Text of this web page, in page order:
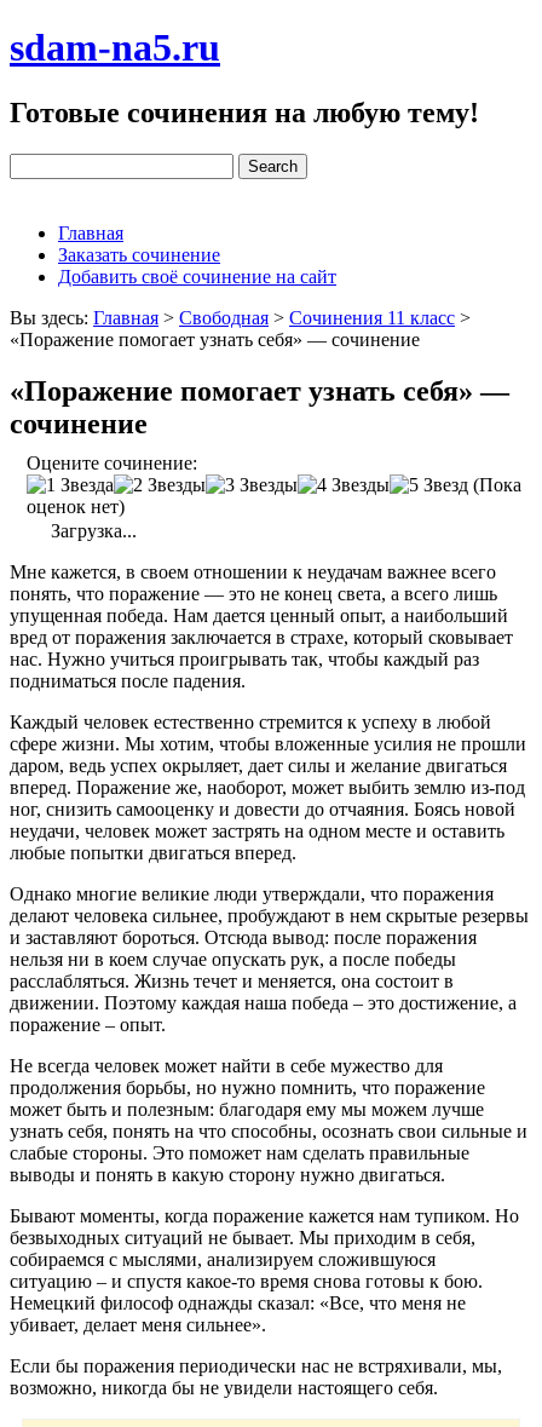
sdam-na5.ru
Готовые сочинения на любую тему!
Главная
Заказать сочинение
Добавить своё сочинение на сайт
Вы здесь: Главная > Свободная > Сочинения 11 класс >
«Поражение помогает узнать себя» — сочинение
«Поражение помогает узнать себя» —
сочинение
Оцените сочинение:
(Пока
оценок нет)
Загрузка...
Мне кажется, в своем отношении к неудачам важнее всего
понять, что поражение — это не конец света, а всего лишь
упущенная победа. Нам дается ценный опыт, а наибольший
вред от поражения заключается в страхе, который сковывает
нас. Нужно учиться проигрывать так, чтобы каждый раз
подниматься после падения.
Каждый человек естественно стремится к успеху в любой
сфере жизни. Мы хотим, чтобы вложенные усилия не прошли
даром, ведь успех окрыляет, дает силы и желание двигаться
вперед. Поражение же, наоборот, может выбить землю из-под
ног, снизить самооценку и довести до отчаяния. Боясь новой
неудачи, человек может застрять на одном месте и оставить
любые попытки двигаться вперед.
Однако многие великие люди утверждали, что поражения
делают человека сильнее, пробуждают в нем скрытые резервы
и заставляют бороться. Отсюда вывод: после поражения
нельзя ни в коем случае опускать рук, а после победы
расслабляться. Жизнь течет и меняется, она состоит в
движении. Поэтому каждая наша победа – это достижение, а
поражение – опыт.
Не всегда человек может найти в себе мужество для
продолжения борьбы, но нужно помнить, что поражение
может быть и полезным: благодаря ему мы можем лучше
узнать себя, понять на что способны, осознать свои сильные и
слабые стороны. Это поможет нам сделать правильные
выводы и понять в какую сторону нужно двигаться.
Бывают моменты, когда поражение кажется нам тупиком. Но
безвыходных ситуаций не бывает. Мы приходим в себя,
собираемся с мыслями, анализируем сложившуюся
ситуацию – и спустя какое-то время снова готовы к бою.
Немецкий философ однажды сказал: «Все, что меня не
убивает, делает меня сильнее».
Если бы поражения периодически нас не встряхивали, мы,
возможно, никогда бы не увидели настоящего себя.